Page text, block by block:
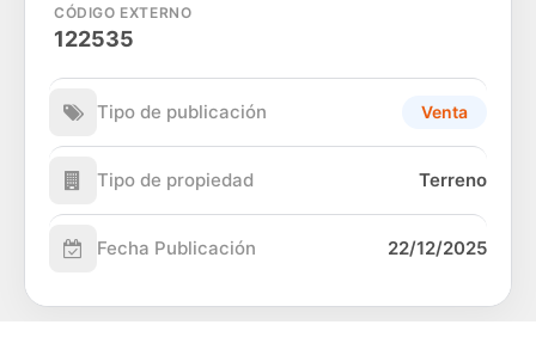
CÓDIGO EXTERNO
122535
Tipo de publicación Venta
Tipo de propiedad Terreno
Fecha Publicación 22/12/2025